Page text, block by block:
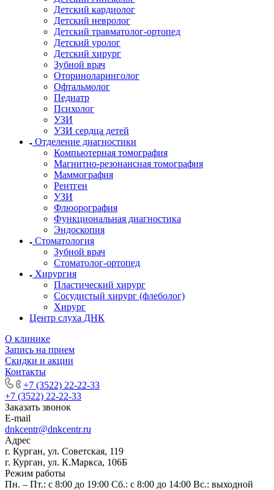
Детский кардиолог
Детский невролог
Детский травматолог-ортопед
Детский уролог
Детский хирург
Зубной врач
Оториноларинголог
Офтальмолог
Педиатр
Психолог
УЗИ
УЗИ сердца детей
Отделение диагностики
Компьютерная томография
Магнитно-резонансная томография
Маммография
Рентген
УЗИ
Флюорография
Функциональная диагностика
Эндоскопия
Стоматология
Зубной врач
Стоматолог-ортопед
Хирургия
Пластический хирург
Сосудистый хирург (флеболог)
Хирург
Центр слуха ДНК
О клинике
Запись на прием
Скидки и акции
Контакты
+7 (3522) 22-22-33
+7 (3522) 22-22-33
Заказать звонок
E-mail
dnkcentr@dnkcentr.ru
Адрес
г. Курган, ул. Советская, 119
г. Курган, ул. К.Маркса, 106Б
Режим работы
Пн. – Пт.: с 8:00 до 19:00 Сб.: с 8:00 до 14:00 Вс.: выходной